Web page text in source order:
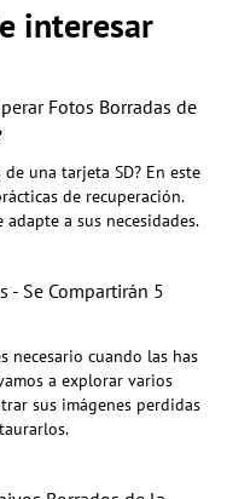
interesar
Fotos Borradas de
una tarjeta SD? En este
de recuperación.
a sus necesidades.
- Se Compartirán 5
necesario cuando las has
a explorar varios
sus imágenes perdidas